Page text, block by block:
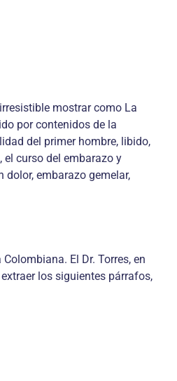
mostrar como La
por contenidos de la
del primer hombre, libido,
curso del embarazo y
embarazo gemelar,
El Dr. Torres, en
los siguientes párrafos,